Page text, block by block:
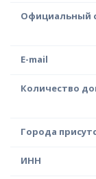
Официальный
E-mail
Количество
Города
ИНН